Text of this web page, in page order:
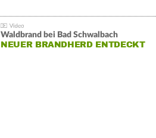
Waldbrand bei Bad Schwalbach
NEUER BRANDHERD ENTDECKT